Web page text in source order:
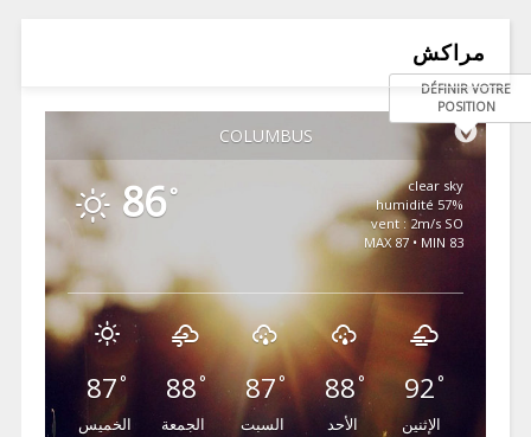
مراكش
COLUMBUS
DÉFINIR VOTRE
POSITION
86 °
clear sky
57% humidité
vent : 2m/s SO
MAX 87 • MIN 83
87°
الخميس
88°
الجمعة
87°
السبت
88°
الأحد
92°
الإثنين